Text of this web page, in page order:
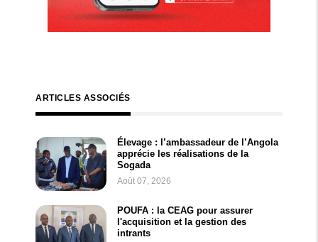
ARTICLES ASSOCIÉS
Élevage : l’ambassadeur de l’Angola
apprécie les réalisations de la
Sogada
Août 07, 2026
POUFA : la CEAG pour assurer
l'acquisition et la gestion des
intrants